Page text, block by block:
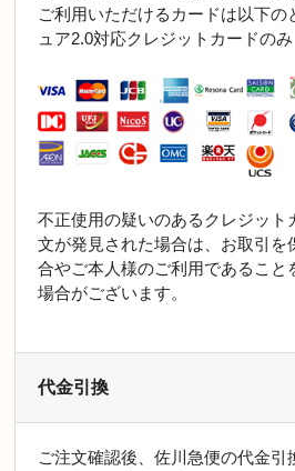
ご利用いただけるカードは以下
ュア2.0対応クレジットカードのみ
不正使用の疑いのあるクレジット
文が発見された場合は、お取引を
合やご本人様のご利用であること
場合がございます。
代金引換
ご注文確認後、佐川急便の代金引